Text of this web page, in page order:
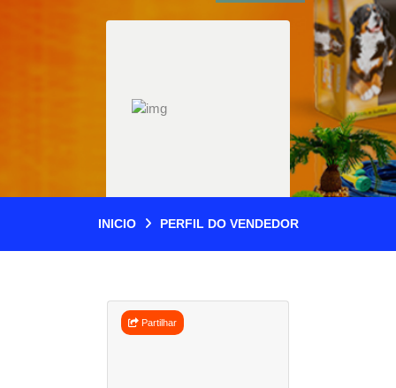
INICIO PERFIL DO VENDEDOR
Partilhar